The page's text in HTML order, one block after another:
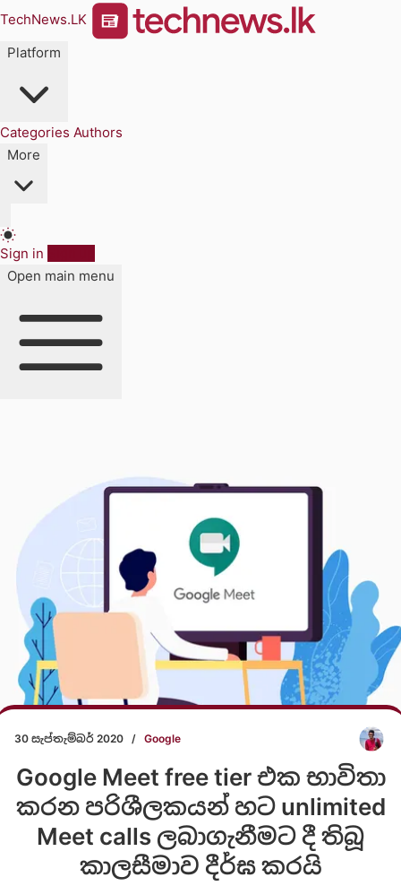
TechNews.LK
Platform
Categories Authors
More
Sign in
Open main menu
30 සැප්තැම්බර් 2020 / Google
Google Meet free tier එක භාවිතා
කරන පරිශීලකයන් හට unlimited
Meet calls ලබාගැනීමට දී තිබූ
කාලසීමාව දීර්ඝ කරයි